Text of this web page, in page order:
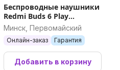
Беспроводные наушники
Redmi Buds 6 Play
(розовый)
Минск, Первомайский
Онлайн-заказ Гарантия
Добавить в корзину